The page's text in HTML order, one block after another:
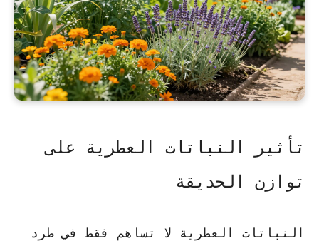
تأثير النباتات العطرية على
توازن الحديقة
النباتات العطرية لا تساهم فقط في طرد